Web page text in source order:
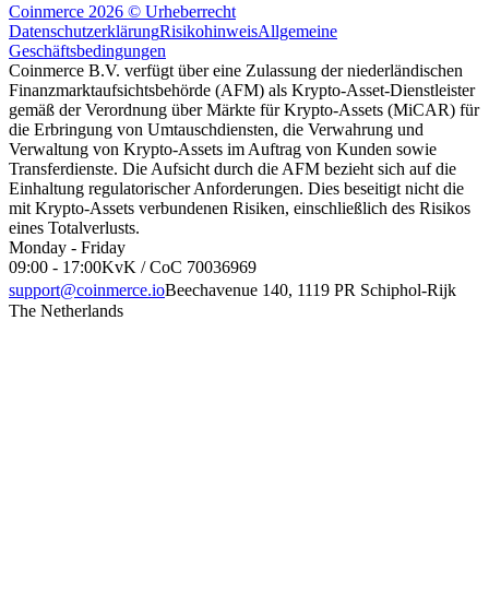
Coinmerce 2026 © Urheberrecht
DatenschutzerklärungRisikohinweisAllgemeine
Geschäftsbedingungen
Coinmerce B.V. verfügt über eine Zulassung der niederländischen
Finanzmarktaufsichtsbehörde (AFM) als Krypto-Asset-Dienstleister
gemäß der Verordnung über Märkte für Krypto-Assets (MiCAR) für
die Erbringung von Umtauschdiensten, die Verwahrung und
Verwaltung von Krypto-Assets im Auftrag von Kunden sowie
Transferdienste. Die Aufsicht durch die AFM bezieht sich auf die
Einhaltung regulatorischer Anforderungen. Dies beseitigt nicht die
mit Krypto-Assets verbundenen Risiken, einschließlich des Risikos
eines Totalverlusts.
Monday - Friday
09:00 - 17:00KvK / CoC 70036969
support@coinmerce.ioBeechavenue 140, 1119 PR Schiphol-Rijk
The Netherlands